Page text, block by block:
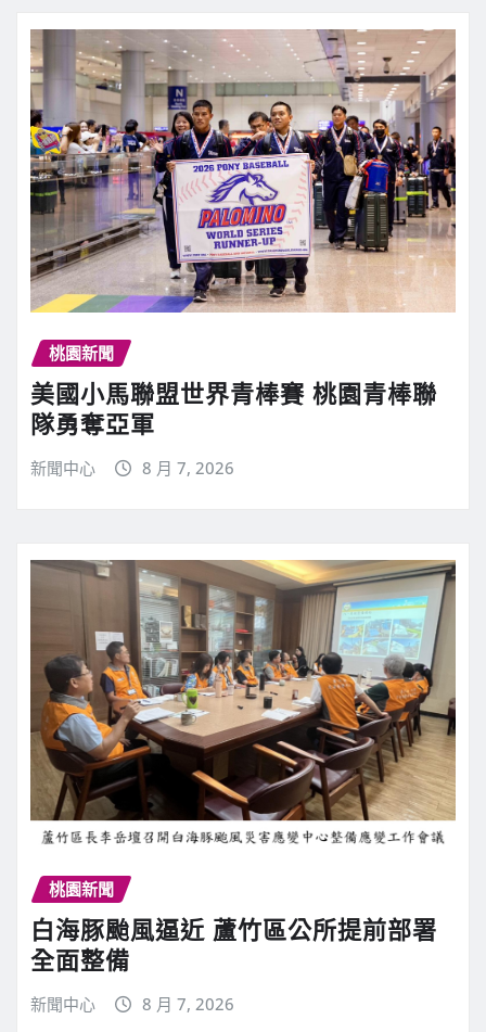
桃園新聞
美國小馬聯盟世界青棒賽 桃園青棒聯
隊勇奪亞軍
新聞中心 8 月 7, 2026
桃園新聞
白海豚颱風逼近 蘆竹區公所提前部署
全面整備
新聞中心 8 月 7, 2026